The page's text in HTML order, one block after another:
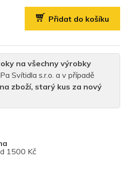
1500 Kč
na všechny výrobky
Svítidla s.r.o. a v případě
zboží, starý kus za nový
Přidat do košíku